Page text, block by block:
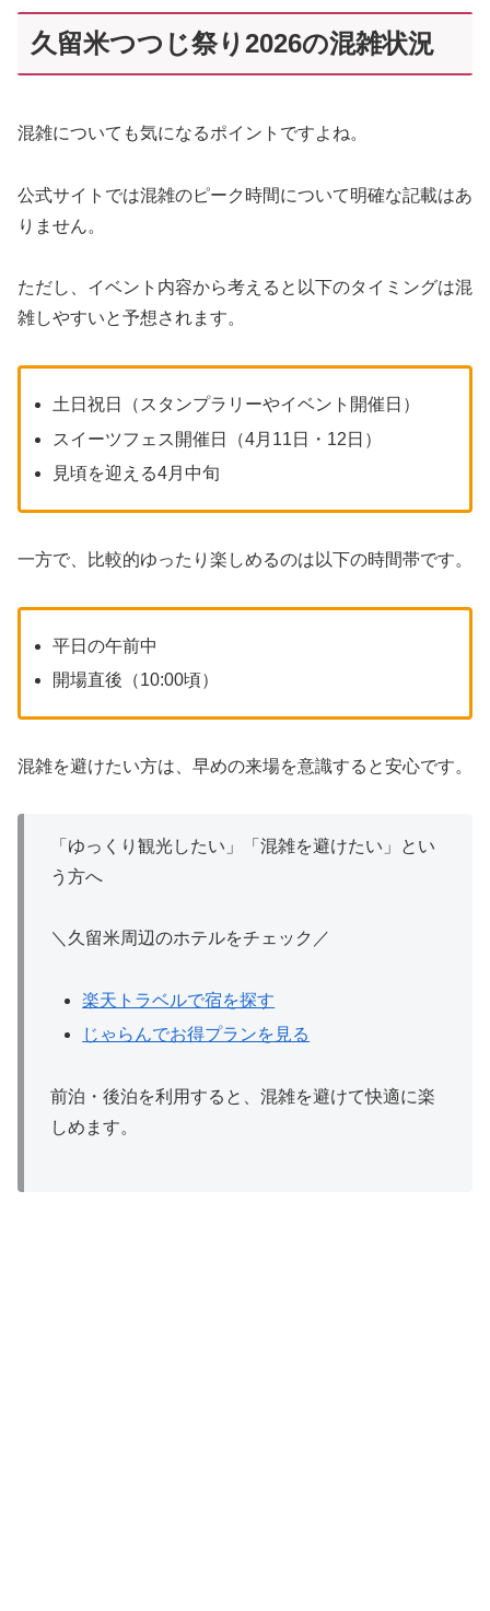
久留米つつじ祭り2026の混雑状況
混雑についても気になるポイントですよね。
公式サイトでは混雑のピーク時間について明確な記載はあ
りません。
ただし、イベント内容から考えると以下のタイミングは混
雑しやすいと予想されます。
土日祝日（スタンプラリーやイベント開催日）
スイーツフェス開催日（4月11日・12日）
見頃を迎える4月中旬
一方で、比較的ゆったり楽しめるのは以下の時間帯です。
平日の午前中
開場直後（10:00頃）
混雑を避けたい方は、早めの来場を意識すると安心です。
「ゆっくり観光したい」「混雑を避けたい」とい
う方へ
＼久留米周辺のホテルをチェック／
楽天トラベルで宿を探す
じゃらんでお得プランを見る
前泊・後泊を利用すると、混雑を避けて快適に楽
しめます。